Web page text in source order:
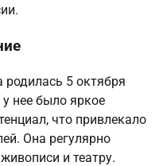
5 октября
нее было яркое
что привлекало
Она регулярно
и театру.